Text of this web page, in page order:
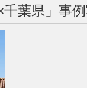
葉県」事